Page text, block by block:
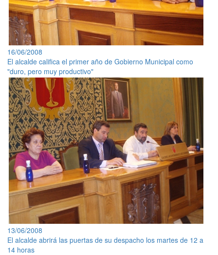
16/06/2008
El alcalde califica el primer año de Gobierno Municipal como
"duro, pero muy productivo"
13/06/2008
El alcalde abrirá las puertas de su despacho los martes de 12 a
14 horas